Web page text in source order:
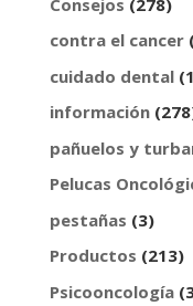
contra el cancer
cuidado dental
información
pañuelos y
Pelucas
pestañas (3)
Productos (213)
Psicooncología